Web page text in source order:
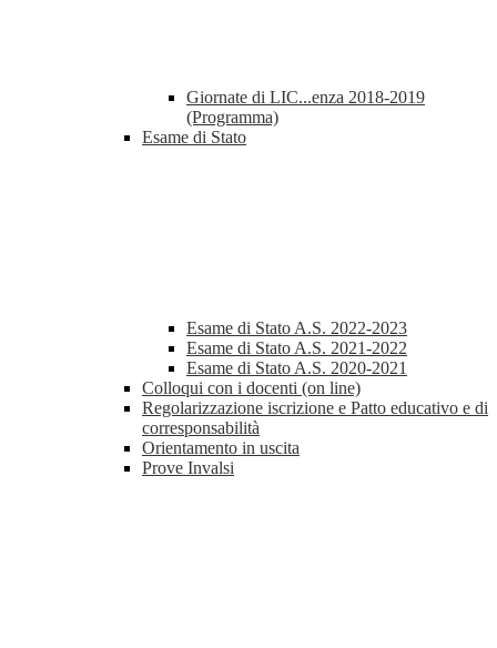
Giornate di LIC...enza 2018-2019
(Programma)
Esame di Stato
Esame di Stato A.S. 2022-2023
Esame di Stato A.S. 2021-2022
Esame di Stato A.S. 2020-2021
Colloqui con i docenti (on line)
Regolarizzazione iscrizione e Patto educativo e di
corresponsabilità
Orientamento in uscita
Prove Invalsi